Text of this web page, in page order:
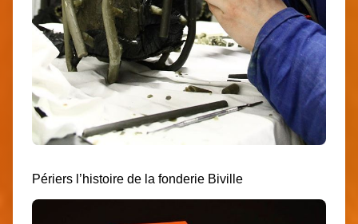
Périers l’histoire de la fonderie Biville